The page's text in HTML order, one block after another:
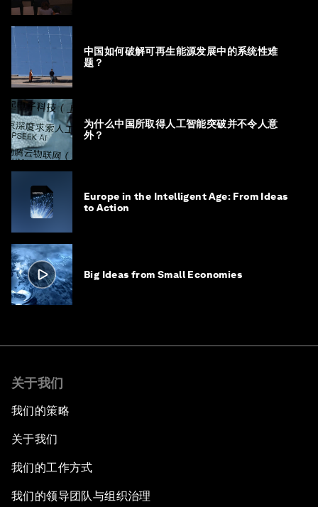
中国如何破解可再生能源发展中的系统性难
题？
为什么中国所取得人工智能突破并不令人意
外？
Europe in the Intelligent Age: From Ideas
to Action
Big Ideas from Small Economies
关于我们
我们的策略
关于我们
我们的工作方式
我们的领导团队与组织治理